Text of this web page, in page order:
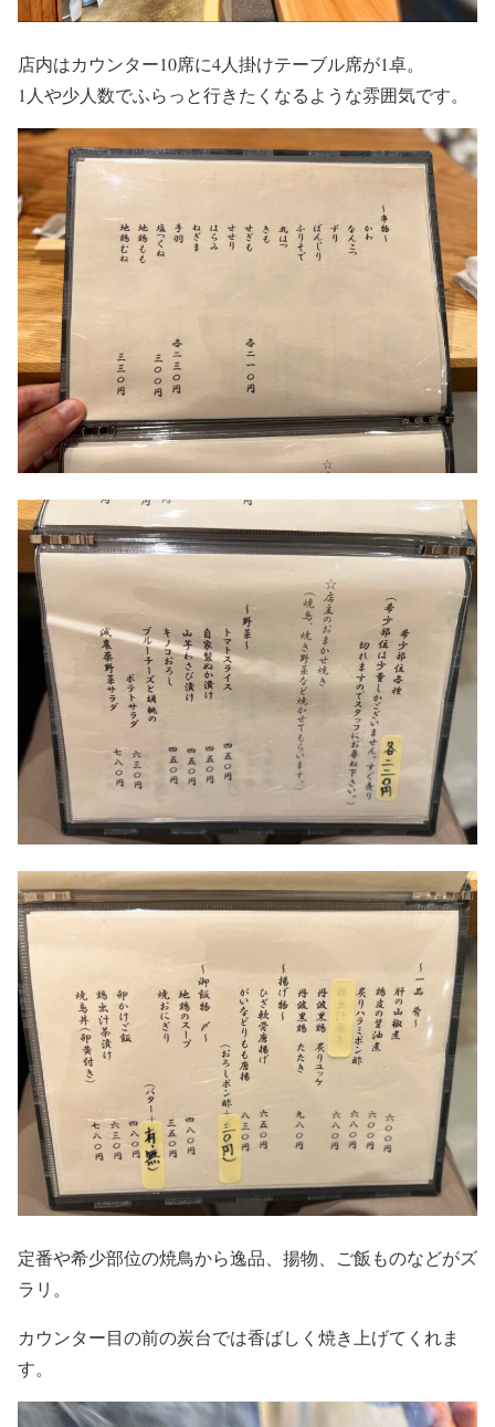
店内はカウンター10席に4人掛けテーブル席が1卓。
1人や少人数でふらっと行きたくなるような雰囲気です。
定番や希少部位の焼鳥から逸品、揚物、ご飯ものなどがズ
ラリ。
カウンター目の前の炭台では香ばしく焼き上げてくれま
す。